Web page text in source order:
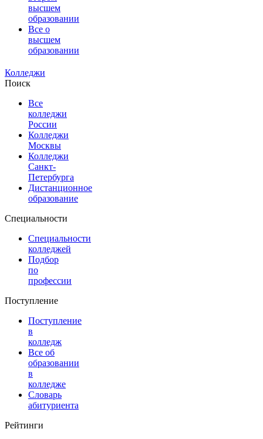
высшем
образовании
Все о
высшем
образовании
Колледжи
Поиск
Все
колледжи
России
Колледжи
Москвы
Колледжи
Санкт-
Петербурга
Дистанционное
образование
Специальности
Специальности
колледжей
Подбор
по
профессии
Поступление
Поступление
в
колледж
Все об
образовании
в
колледже
Словарь
абитуриента
Рейтинги